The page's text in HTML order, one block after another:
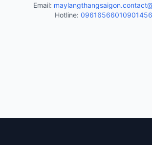
Email:
Hotline: 0961656601